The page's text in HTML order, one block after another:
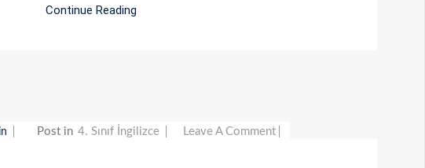
Continue Reading
Post in 4. Sınıf İngilizce Leave A Comment